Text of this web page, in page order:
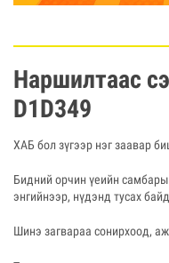
Наршилтаас
D1D349
ХАБ бол зүгээр нэг
Бидний орчин үеийн
энгийнээр, нүдэнд тусах
Шинэ загвараа сонирхоод,